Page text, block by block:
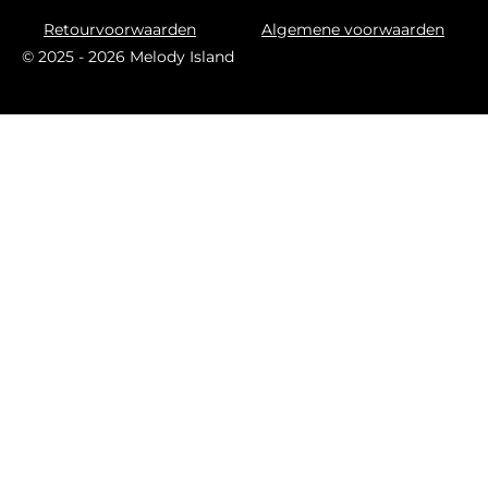
a
m
Retourvoorwaarden
Algemene voorwaarden
© 2025 - 2026 Melody Island